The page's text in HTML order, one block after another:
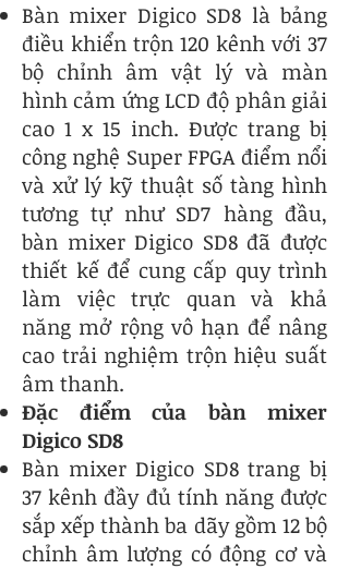
Bàn mixer Digico SD8 là bảng
điều khiển trộn 120 kênh với 37
bộ chỉnh âm vật lý và màn
hình cảm ứng LCD độ phân giải
cao 1 x 15 inch. Được trang bị
công nghệ Super FPGA điểm nổi
và xử lý kỹ thuật số tàng hình
tương tự như SD7 hàng đầu,
bàn mixer Digico SD8 đã được
thiết kế để cung cấp quy trình
làm việc trực quan và khả
năng mở rộng vô hạn để nâng
cao trải nghiệm trộn hiệu suất
âm thanh.
Đặc điểm của bàn mixer
Digico SD8
Bàn mixer Digico SD8 trang bị
37 kênh đầy đủ tính năng được
sắp xếp thành ba dãy gồm 12 bộ
chỉnh âm lượng có động cơ và